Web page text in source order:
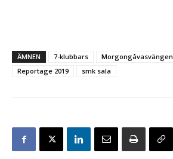
ÄMNEN 7-klubbars Morgongåvasvängen
Reportage 2019
smk sala